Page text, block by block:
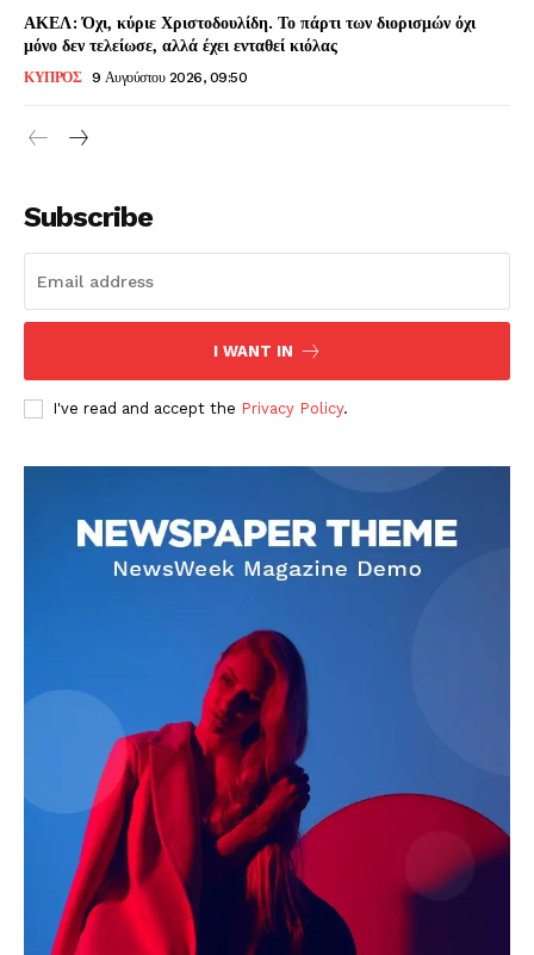
ΑΚΕΛ: Όχι, κύριε Χριστοδουλίδη. Το πάρτι των διορισμών όχι
μόνο δεν τελείωσε, αλλά έχει ενταθεί κιόλας
ΚΥΠΡΟΣ 9 Αυγούστου 2026, 09:50
Subscribe
I WANT IN
I've read and accept the Privacy Policy.